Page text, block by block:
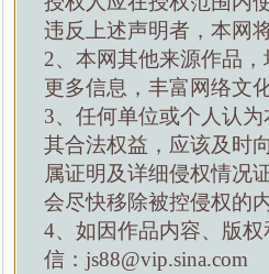
违反上述声明者，本网
2、本网其他来源作品
更多信息，丰富网络文
3、任何单位或个人认
其合法权益，应该及时
属证明及详细侵权情况
会尽快移除被控侵权的
4、如因作品内容、版
信：js88@vip.sina.com